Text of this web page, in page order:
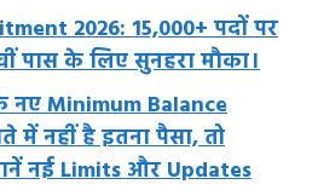
2026: 15,000+ पदों पर
पास के लिए सुनहरा मौका।
नए Minimum Balance
में नहीं है इतना पैसा, तो
नई Limits और Updates